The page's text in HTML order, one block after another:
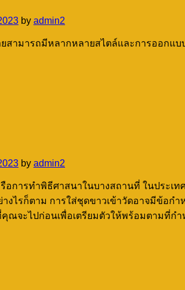
by admin2
ามารถมีหลากหลายสไตล์และการออกแ
by admin2
การทำพิธีศาสนาในบางสถานที่ ในประเ
งไรก็ตาม การใส่ชุดขาวเข้าวัดอาจมีข้
ณจะไปก่อนเพื่อเตรียมตัวให้พร้อมตามที่กำ